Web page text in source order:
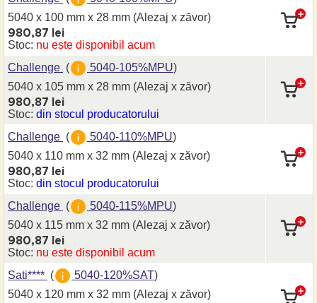
5040 x 100 mm x 28 mm (Alezaj x zăvor)
980,87 lei
Stoc: nu este disponibil acum
Challenge ( 5040-105%MPU)
5040 x 105 mm x 28 mm (Alezaj x zăvor)
980,87 lei
Stoc: din stocul producatorului
Challenge ( 5040-110%MPU)
5040 x 110 mm x 32 mm (Alezaj x zăvor)
980,87 lei
Stoc: din stocul producatorului
Challenge ( 5040-115%MPU)
5040 x 115 mm x 32 mm (Alezaj x zăvor)
980,87 lei
Stoc: nu este disponibil acum
Sati**** ( 5040-120%SAT)
5040 x 120 mm x 32 mm (Alezaj x zăvor)